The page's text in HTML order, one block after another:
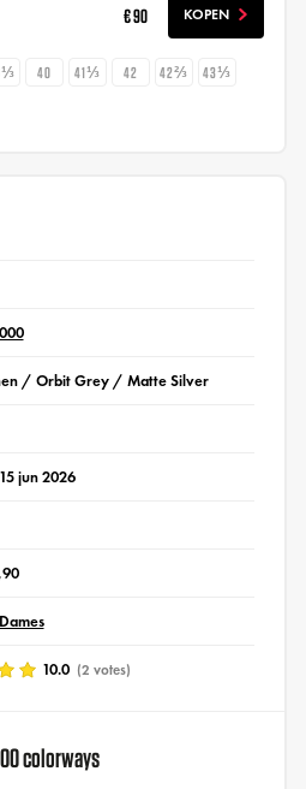
€ 90 KOPEN
40 41⅓ 42 42⅔
43⅓
/ Orbit Grey / Matte Silver
jun 2026
Dames
10.0 (2 votes)
colorways